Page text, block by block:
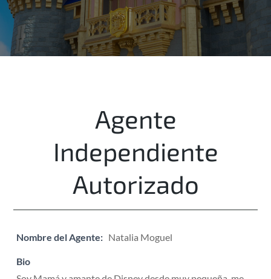
Agente
Independiente
Autorizado
Nombre del Agente: Natalia Moguel
Bio